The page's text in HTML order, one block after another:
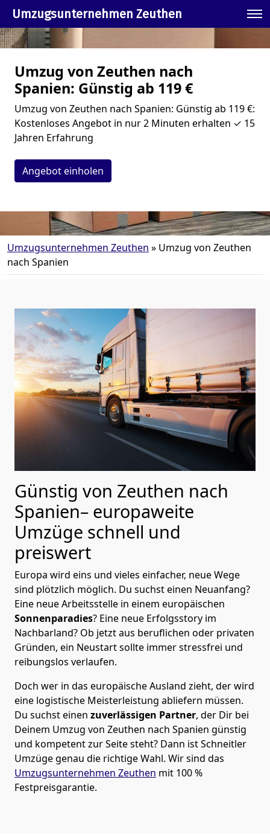
Umzugsunternehmen Zeuthen
Umzug von Zeuthen nach
Spanien: Günstig ab 119 €
Umzug von Zeuthen nach Spanien: Günstig ab 119 €:
Kostenloses Angebot in nur 2 Minuten erhalten ✓ 15
Jahren Erfahrung
Angebot einholen
Umzugsunternehmen Zeuthen » Umzug von Zeuthen
nach Spanien
Günstig von Zeuthen nach
Spanien– europaweite
Umzüge schnell und
preiswert
Europa wird eins und vieles einfacher, neue Wege
sind plötzlich möglich. Du suchst einen Neuanfang?
Eine neue Arbeitsstelle in einem europäischen
Sonnenparadies? Eine neue Erfolgsstory im
Nachbarland? Ob jetzt aus beruflichen oder privaten
Gründen, ein Neustart sollte immer stressfrei und
reibungslos verlaufen.
Doch wer in das europäische Ausland zieht, der wird
eine logistische Meisterleistung abliefern müssen.
Du suchst einen zuverlässigen Partner, der Dir bei
Deinem Umzug von Zeuthen nach Spanien günstig
und kompetent zur Seite steht? Dann istSchneitler
Umzügegenau die richtige Wahl. Wir sind das
Umzugsunternehmen Zeuthen mit 100 %
Festpreisgarantie.